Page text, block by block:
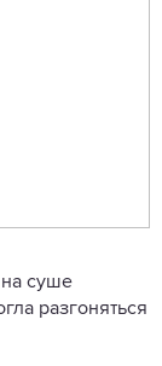
на суше
разгоняться